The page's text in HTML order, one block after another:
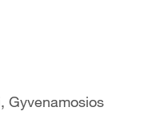
Gyvenamosios